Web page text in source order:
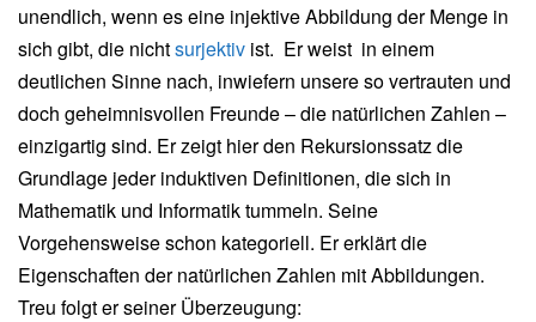
unendlich, wenn es eine injektive Abbildung der Menge in
sich gibt, die nichtsurjektiv ist. Er weist in einem
deutlichen Sinne nach, inwiefern unsere so vertrauten und
doch geheimnisvollen Freunde – die natürlichen Zahlen –
einzigartig sind. Er zeigt hier den Rekursionssatz die
Grundlage jeder induktiven Definitionen, die sich in
Mathematik und Informatik tummeln. Seine
Vorgehensweise schon kategoriell. Er erklärt die
Eigenschaften der natürlichen Zahlen mit Abbildungen.
Treu folgt er seiner Überzeugung: